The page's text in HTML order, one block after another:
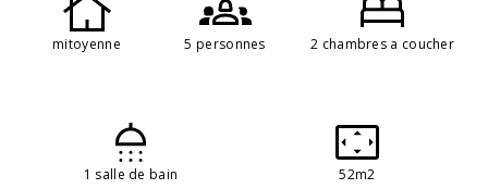
mitoyenne 5 personnes 2 chambres a coucher
1 salle de bain 52m2